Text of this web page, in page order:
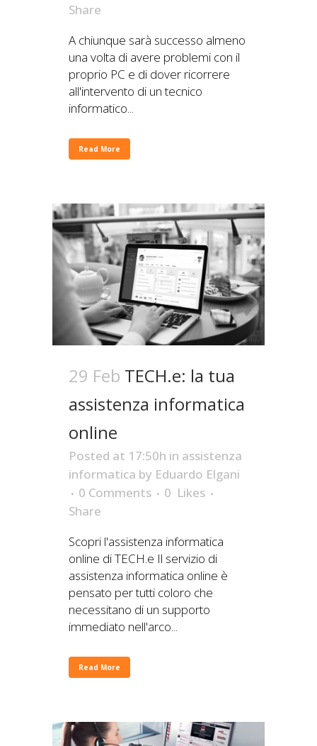
Share
A chiunque sarà successo almeno
una volta di avere problemi con il
proprio PC e di dover ricorrere
all'intervento di un tecnico
informatico...
Read More
29 Feb TECH.e: la tua
assistenza informatica
online
Posted at 17:50h in assistenza
informatica by Eduardo Elgani
0 Comments
0 Likes
Share
Scopri l'assistenza informatica
online di TECH.e Il servizio di
assistenza informatica online è
pensato per tutti coloro che
necessitano di un supporto
immediato nell'arco...
Read More